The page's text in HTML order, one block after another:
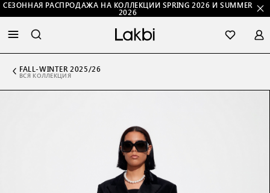
СЕЗОННАЯ РАСПРОДАЖА НА КОЛЛЕКЦИИ SPRING 2026 И SUMMER
2026
FALL-WINTER 2025/26
ВСЯ КОЛЛЕКЦИЯ